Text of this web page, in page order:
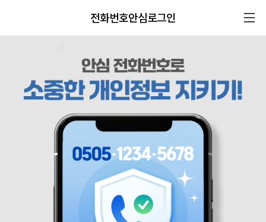
전화번호안심로그인